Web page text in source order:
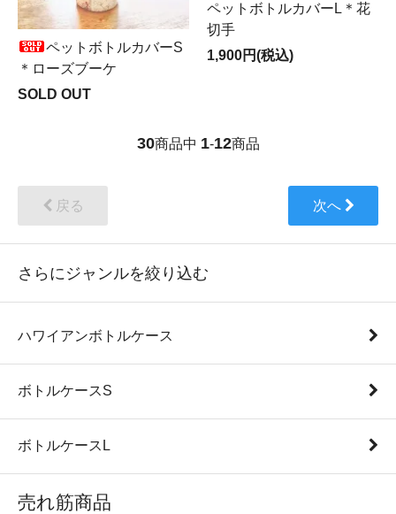
ペットボトルカバーS
＊ローズブーケ
SOLD OUT
ペットボトルカバーL＊花
切手
1,900円(税込)
30商品中 1-12商品
戻る 次へ
さらにジャンルを絞り込む
ハワイアンボトルケース
ボトルケースS
ボトルケースL
売れ筋商品